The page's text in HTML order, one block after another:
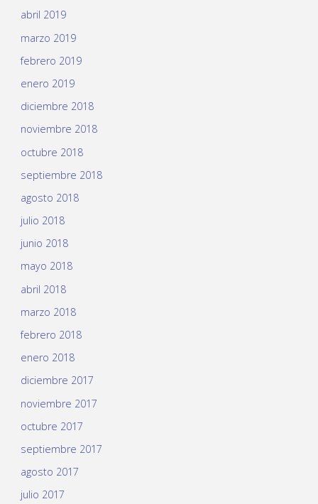
abril 2019
marzo 2019
febrero 2019
enero 2019
diciembre 2018
noviembre 2018
octubre 2018
septiembre 2018
agosto 2018
julio 2018
junio 2018
mayo 2018
abril 2018
marzo 2018
febrero 2018
enero 2018
diciembre 2017
noviembre 2017
octubre 2017
septiembre 2017
agosto 2017
julio 2017